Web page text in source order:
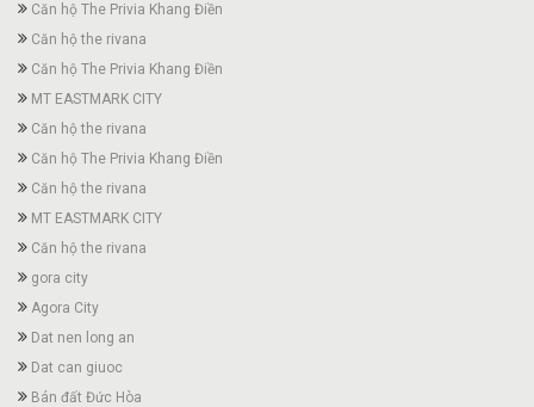
Căn hộ The Privia Khang Điền
Căn hộ the rivana
Căn hộ The Privia Khang Điền
MT EASTMARK CITY
Căn hộ the rivana
Căn hộ The Privia Khang Điền
Căn hộ the rivana
MT EASTMARK CITY
Căn hộ the rivana
gora city
Agora City
Dat nen long an
Dat can giuoc
Bán đất Đức Hòa